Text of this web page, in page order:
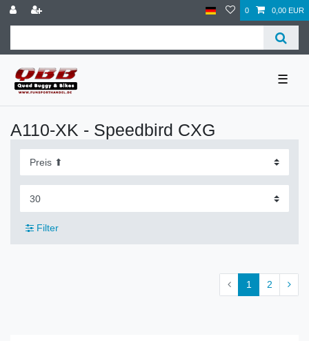
0 0,00 EUR
☰
A110-XK - Speedbird CXG
Filter
1 2